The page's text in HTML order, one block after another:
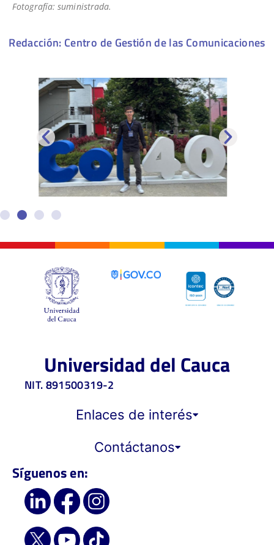
Fotografía: suministrada.
Redacción: Centro de Gestión de las Comunicaciones
Universidad del Cauca
NIT. 891500319-2
Enlaces de interés
Contáctanos
Síguenos en: